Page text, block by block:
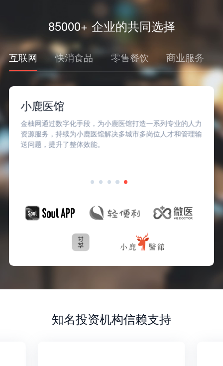
85000+ 企业的共同选择
互联网 快消食品 零售餐饮 商业服务
小鹿医馆
金柚网通过数字化手段，为小鹿医馆打造一系列专业的人力
资源服务，持续为小鹿医馆解决多城市多岗位人才和管理输
送问题，提升了整体效能。
知名投资机构信赖支持